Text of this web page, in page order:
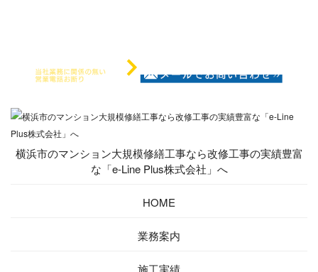
横浜市のマンション大規模修繕工事なら改修工事の実績豊富
な「e-Line Plus株式会社」へ
HOME
業務案内